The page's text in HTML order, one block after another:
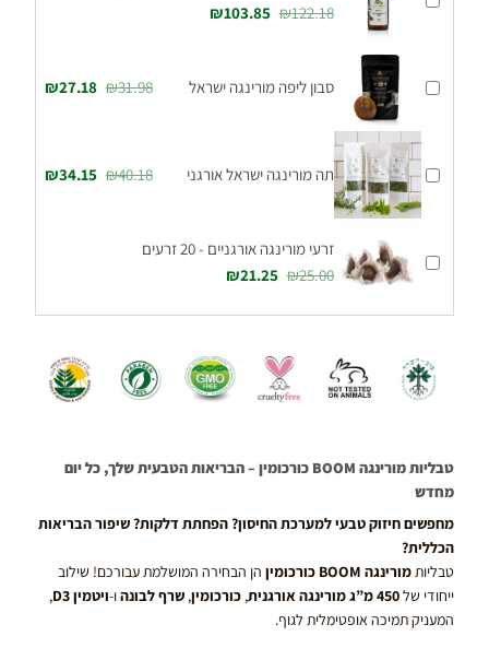
₪122.18
₪103.85
סבון ליפה מורינגה ישראל ₪31.98
₪27.18
תה מורינגה ישראל אורגני ₪40.18
₪34.15
זרעי מורינגה אורגניים - 20 זרעים
₪25.00
₪21.25
טבליות מורינגה BOOM כורכומין – הבריאות הטבעית שלך, כל יום
מחדש
מחפשים חיזוק טבעי למערכת החיסון? הפחתת דלקות? שיפור הבריאות
הכללית?
טבליותמורינגה BOOM כורכומין
הן הבחירה המושלמת עבורכם! שילוב
ייחודי של450 מ”ג מורינגה אורגנית ,כורכומין,שרף לבונהו-ויטמין D3
,
המעניק תמיכה אופטימלית לגוף.